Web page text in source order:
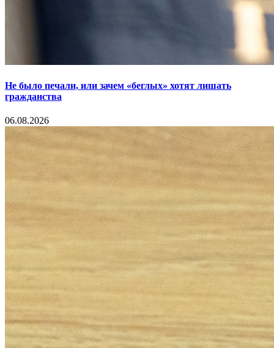
Не было печали, или зачем «беглых» хотят лишать
гражданства
06.08.2026